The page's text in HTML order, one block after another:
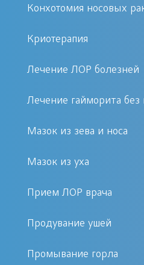
системы. Благодаря
технологической
осуществляются в
предпринять
предоставляет
того или иного
подтверждения
основании
Конхотомия носовых
Криотерапия
Лечение ЛОР болезней
Лечение гайморита без
Мазок из зева и носа
Мазок из уха
Прием ЛОР врача
Продувание ушей
Промывание горла